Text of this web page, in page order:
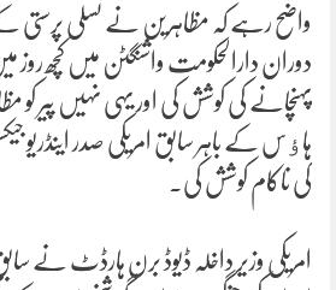
واضح رہے کہ مظاہرین نے نسلی
دوران دارالحکومت واشنگٹن میں کچھ روز
پہنچانے کی کوشش کی اور یہی نہیں پیر
ہاﺅس کے باہر سابق امریکی صدر اینڈریو
کی ناکام کوشش کی۔
امریکی وزیر داخلہ ڈیوڈ برن ہارڈٹ نے